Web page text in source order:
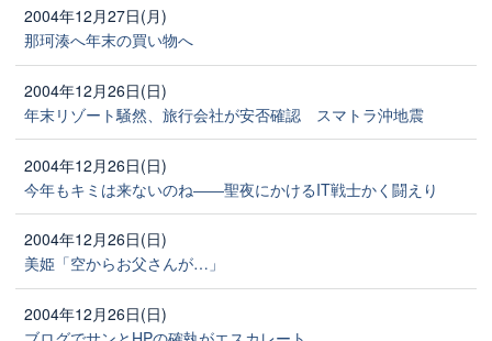
2004年12月27日(月)
那珂湊へ年末の買い物へ
2004年12月26日(日)
年末リゾート騒然、旅行会社が安否確認 スマトラ沖地震
2004年12月26日(日)
今年もキミは来ないのね――聖夜にかけるIT戦士かく闘えり
2004年12月26日(日)
美姫「空からお父さんが…」
2004年12月26日(日)